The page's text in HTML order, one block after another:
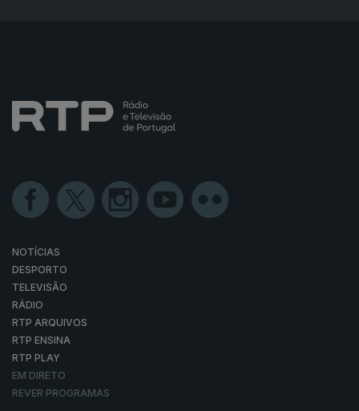
NOTÍCIAS
DESPORTO
TELEVISÃO
RÁDIO
RTP ARQUIVOS
RTP ENSINA
RTP PLAY
EM DIRETO
REVER PROGRAMAS